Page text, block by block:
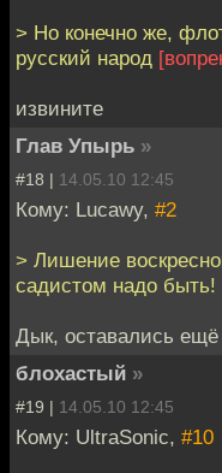
> Но конечно же,
русский народ
извините
Глав Упырь »
#18 | 14.05.10 12:45
Кому: Lucawy, #2
> Лишение
садистом надо быть!
Дык, оставались
блохастый »
#19 | 14.05.10 12:45
Кому: UltraSonic, #10